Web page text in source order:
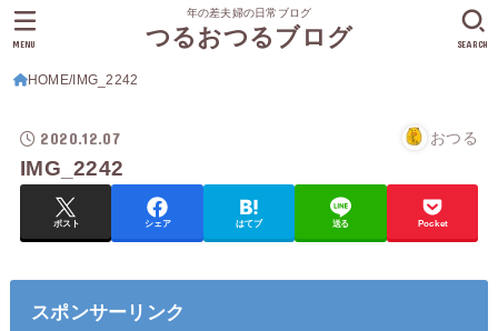
年の差夫婦の日常ブログ
つるおつるブログ SEARCH
MENU
HOME IMG_2242
2020.12.07 おつる
IMG_2242
ポスト シェア はてブ 送る Pocket
スポンサーリンク